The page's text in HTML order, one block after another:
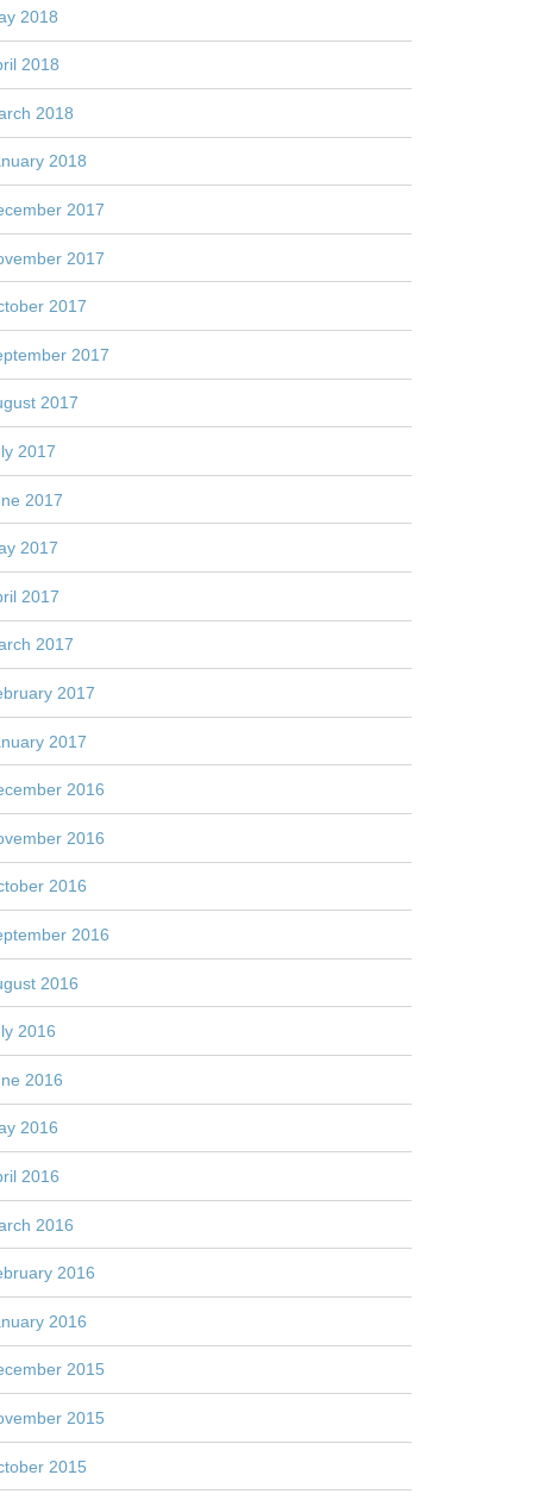
2018
2018
2018
2018
2017
2017
2017
2017
2017
2017
2017
2017
2017
2017
2017
2017
2016
2016
2016
2016
2016
2016
2016
2016
2016
2016
2016
2016
2015
2015
2015